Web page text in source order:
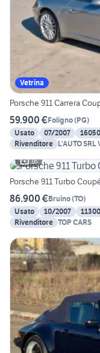
Vetrina
Porsche 911 Carrera
59.900 €Foligno(PG)
Usato
07/2007
Rivenditore L'AUTO SRL
16
Porsche 911 Turbo
86.900 €Bruino(TO)
Usato
10/2007
Rivenditore TOP CARS